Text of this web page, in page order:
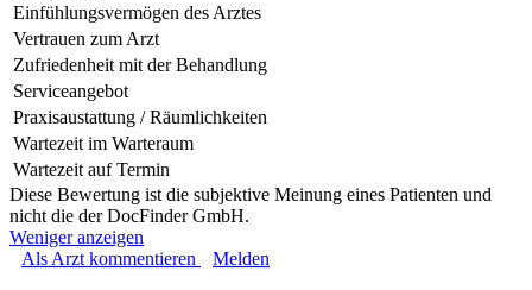
Einfühlungsvermögen des Arztes
Vertrauen zum Arzt
Zufriedenheit mit der Behandlung
Serviceangebot
Praxisaustattung / Räumlichkeiten
Wartezeit im Warteraum
Wartezeit auf Termin
Diese Bewertung ist die subjektive Meinung eines Patienten und
nicht die der DocFinder GmbH.
Weniger anzeigen
Als Arzt kommentieren
Melden